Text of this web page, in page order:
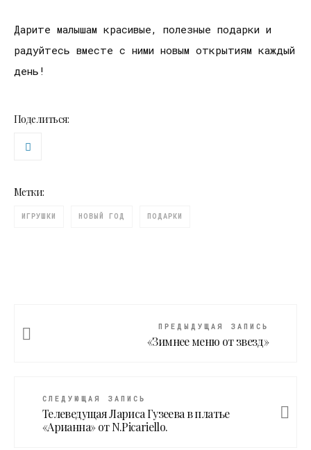
Дарите малышам красивые, полезные подарки и
радуйтесь вместе с ними новым открытиям каждый
день!
Поделиться:
Метки:
ИГРУШКИ НОВЫЙ ГОД ПОДАРКИ
ПРЕДЫДУЩАЯ ЗАПИСЬ
«Зимнее меню от звезд»
СЛЕДУЮЩАЯ ЗАПИСЬ
Телеведущая Лариса Гузеева в платье
«Арианна» от N.Picariello.